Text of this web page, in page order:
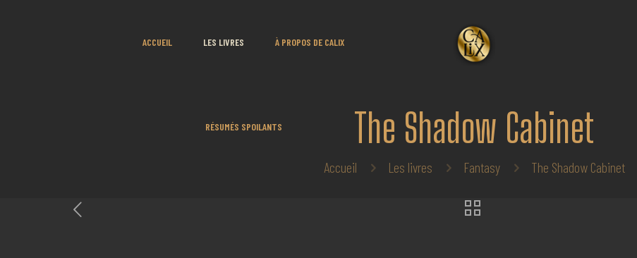
ACCUEIL LES LIVRES À PROPOS DE CALIX
RÉSUMÉS SPOILANTS The Shadow Cabinet
Accueil Les livres Fantasy The Shadow Cabinet